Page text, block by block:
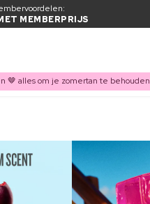
MEMBERPRIJS
🤎 alles om je zomertan te behouden